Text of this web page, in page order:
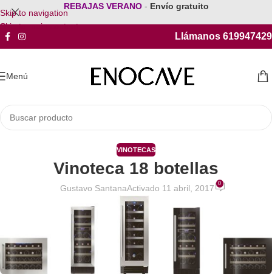
Skip to navigation
Skip to main content
REBAJAS VERANO - Envío gratuito
Llámanos 619947429
Menú
VINOTECAS
Vinoteca 18 botellas
Gustavo SantanaActivado 11 abril, 2017 0